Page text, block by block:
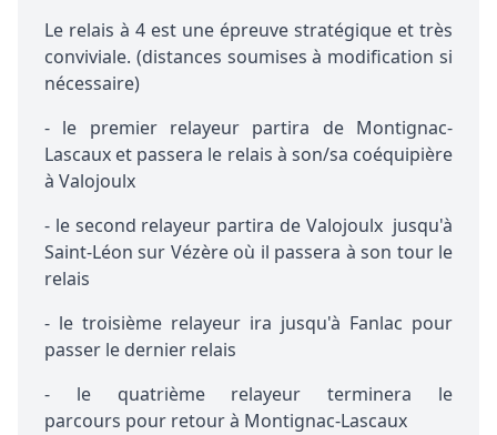
Le relais à 4 est une épreuve stratégique et très
conviviale. (distances soumises à modification si
nécessaire)
- le premier relayeur partira de Montignac-
Lascaux et passera le relais à son/sa coéquipière
à Valojoulx
- le second relayeur partira de Valojoulx jusqu'à
Saint-Léon sur Vézère où il passera à son tour le
relais
- le troisième relayeur ira jusqu'à Fanlac pour
passer le dernier relais
- le quatrième relayeur terminera le
parcours pour retour à Montignac-Lascaux